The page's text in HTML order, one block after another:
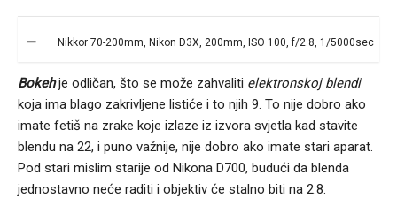
Nikkor 70-200mm, Nikon D3X, 200mm, ISO 100, f/2.8, 1/5000sec
Bokeh je odličan, što se može zahvaliti elektronskoj blendi
koja ima blago zakrivljene listiće i to njih 9. To nije dobro ako
imate fetiš na zrake koje izlaze iz izvora svjetla kad stavite
blendu na 22, i puno važnije, nije dobro ako imate stari aparat.
Pod stari mislim starije od Nikona D700, budući da blenda
jednostavno neće raditi i objektiv će stalno biti na 2.8.